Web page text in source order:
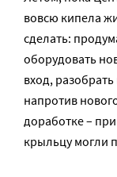
вовсю кипела
сделать:
оборудовать
вход,
напротив
доработке –
крыльцу могли